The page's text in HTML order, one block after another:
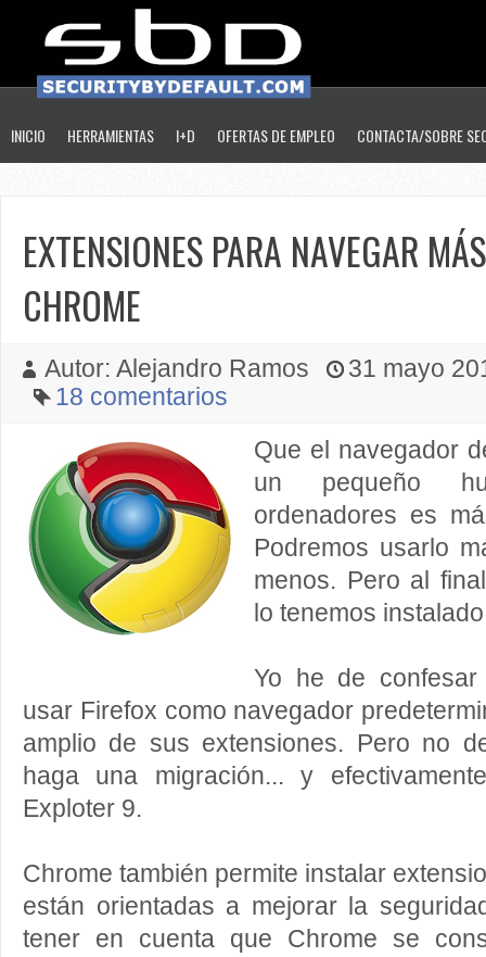
INICIO HERRAMIENTAS I+D OFERTAS DE EMPLEO CONTACTA/SOBRE
EXTENSIONES PARA NAVEGAR
CHROME
Autor: Alejandro Ramos
31 mayo
18 comentarios
Que el navegador
un pequeño
ordenadores es
Podremos usarlo
menos. Pero al
lo tenemos
Yo he de
usar Firefox como navegador
amplio de sus extensiones. Pero no
haga una migración... y
Exploter 9.
Chrome también permite instalar
están orientadas a mejorar la
tener en cuenta que Chrome se